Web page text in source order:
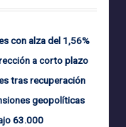
con alza del 1,56%
a corto plazo
tras recuperación
geopolíticas
63.000